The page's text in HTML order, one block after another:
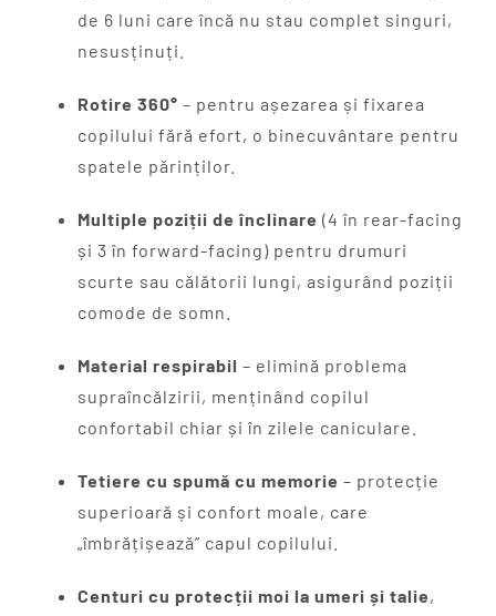
de 6 luni care încă nu stau complet singuri,
nesusținuți.
Rotire 360° – pentru așezarea și fixarea
copilului fără efort, o binecuvântare pentru
spatele părinților.
Multiple poziții de înclinare (4 în rear-facing
și 3 în forward-facing) pentru drumuri
scurte sau călătorii lungi, asigurând poziții
comode de somn.
Material respirabil – elimină problema
supraîncălzirii, menținând copilul
confortabil chiar și în zilele caniculare.
Tetiere cu spumă cu memorie – protecție
superioară și confort moale, care
„îmbrățișează” capul copilului.
Centuri cu protecții moi la umeri și talie,